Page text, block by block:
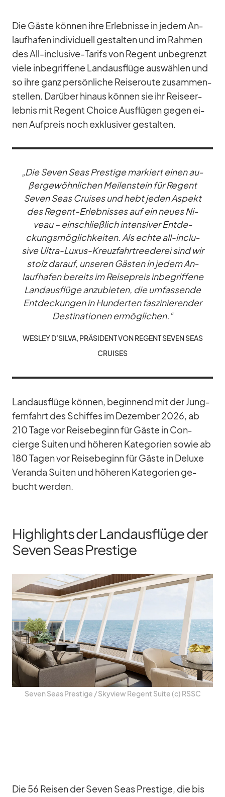
Die Gäste kön­nen ihre Er­leb­nisse in je­dem An­
lauf­ha­fen in­di­vi­du­ell ge­stal­ten und im Rah­men
des All-in­clu­sive-Ta­rifs von Re­gent un­be­grenzt
viele in­be­grif­fene Land­aus­flüge aus­wäh­len und
so ihre ganz per­sön­li­che Rei­se­route zu­sam­men­
stel­len. Dar­über hin­aus kön­nen sie ihr Rei­se­er­
leb­nis mit Re­gent Choice Aus­flü­gen ge­gen ei­
nen Auf­preis noch ex­klu­si­ver ge­stal­ten.
„Die Se­ven Seas Pres­tige mar­kiert ei­nen au­
ßer­ge­wöhn­li­chen Mei­len­stein für Re­gent
Se­ven Seas Crui­ses und hebt je­den Aspekt
des Re­gent-Er­leb­nis­ses auf ein neues Ni­
veau – ein­schließ­lich in­ten­si­ver Ent­de­
ckungs­mög­lich­kei­ten. Als echte all-in­clu­
sive Ul­tra-Lu­xus-Kreuz­fahr­tree­de­rei sind wir
stolz dar­auf, un­se­ren Gäs­ten in je­dem An­
lauf­ha­fen be­reits im Rei­se­preis in­be­grif­fene
Land­aus­flüge an­zu­bie­ten, die um­fas­sende
Ent­de­ckun­gen in Hun­der­ten fas­zi­nie­ren­der
De­sti­na­tio­nen er­mög­li­chen.“
WES­LEY D’SILVA, PRÄ­SI­DENT VON RE­GENT SE­VEN SEAS
CRUI­SES
Land­aus­flüge kön­nen, be­gin­nend mit der Jung­
fern­fahrt des Schif­fes im De­zem­ber 2026, ab
210 Tage vor Rei­se­be­ginn für Gäste in Con­
cierge Sui­ten und hö­he­ren Ka­te­go­rien so­wie ab
180 Ta­gen vor Rei­se­be­ginn für Gäste in De­luxe
Ve­randa Sui­ten und hö­he­ren Ka­te­go­rien ge­
bucht wer­den.
Highlights der Landausflüge der
Seven Seas Prestige
Se­ven Seas Pres­tige /​ Sky­view Re­gent Suite (c) RSSC
Die 56 Rei­sen der Se­ven Seas Pres­tige, die bis